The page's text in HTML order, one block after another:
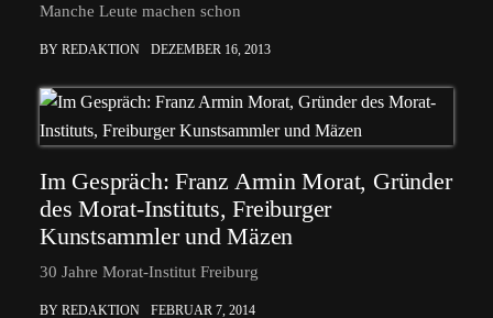
Manche Leute machen schon
BY REDAKTION DEZEMBER 16, 2013
Im Gespräch: Franz Armin Morat, Gründer
des Morat-Instituts, Freiburger
Kunstsammler und Mäzen
30 Jahre Morat-Institut Freiburg
BY REDAKTION FEBRUAR 7, 2014